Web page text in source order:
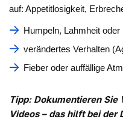
auf: Appetitlosigkeit,
Humpeln, Lahmheit oder
verändertes Verhalten
Fieber oder auffällige
Tipp: Dokumentieren Sie
Videos – das hilft bei der